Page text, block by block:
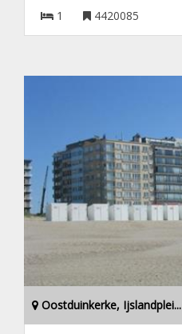
1 4420085
Oostduinkerke, Ijslandplei...